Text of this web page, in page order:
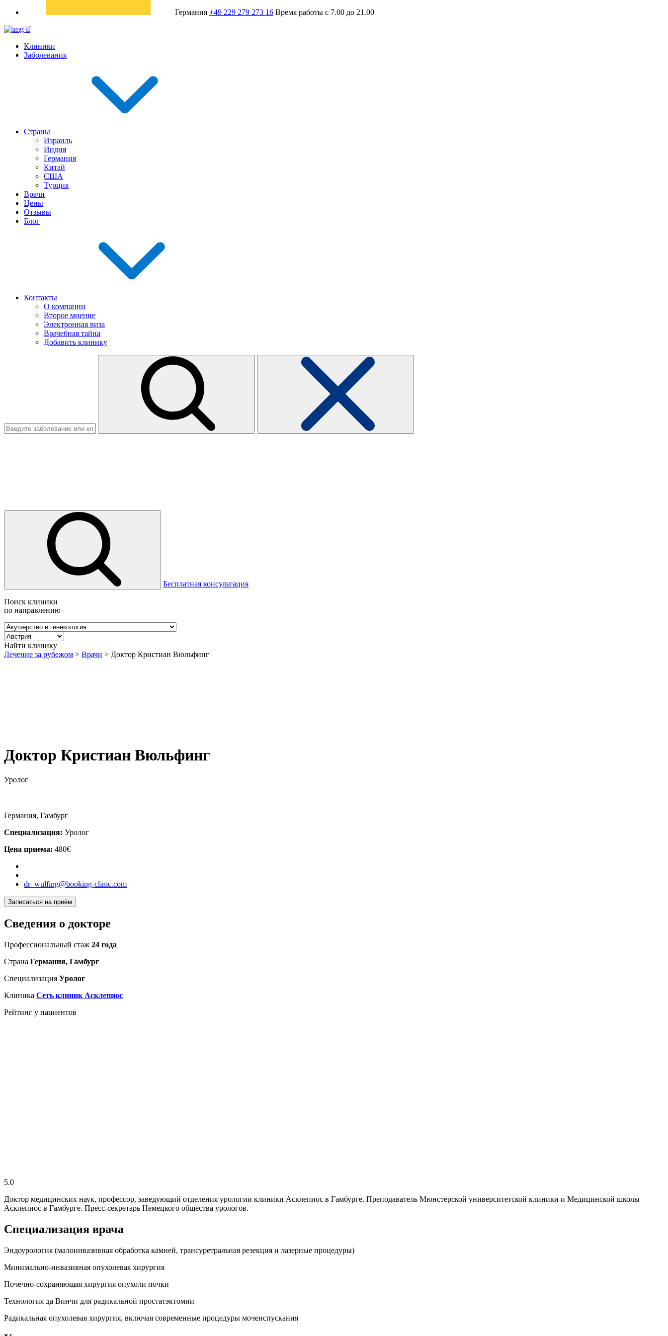
Германия +49 229 279 273 16 Время работы с 7.00 до 21.00
Клиники
Заболевания
Страны
Израиль
Индия
Германия
Китай
США
Турция
Врачи
Цены
Отзывы
Блог
Контакты
О компании
Второе мнение
Электронная виза
Врачебная тайна
Добавить клинику
Бесплатная консультация
Поиск клиники
по направлению
Найти клинику
Лечение за рубежом > Врачи > Доктор Кристиан Вюльфинг
Доктор Кристиан Вюльфинг
Уролог
Германия, Гамбург
Специализация: Уролог
Цена приема: 480€
dr_wulfing@booking-clinic.com
Записаться на приём
Сведения о докторе
Профессиональный стаж 24 года
Страна Германия, Гамбург
Специализация Уролог
Клиника Сеть клиник Асклепиос
Рейтинг у пациентов
5.0
Доктор медицинских наук, профессор, заведующий отделения урологии клиники Асклепиос в Гамбурге. Преподаватель Мюнстерской университетской клиники и Медицинской школы
Асклепиос в Гамбурге. Пресс-секретарь Немецкого общества урологов.
Специализация врача
Эндоурология (малоинвазивная обработка камней, трансуретральная резекция и лазерные процедуры)
Минимально-инвазивная опухолевая хирургия
Почечно-сохраняющая хирургия опухоли почки
Технология да Винчи для радикальной простатэктомии
Радикальная опухолевая хирургия, включая современные процедуры мочеиспускания